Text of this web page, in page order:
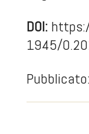
DOI:
1945/